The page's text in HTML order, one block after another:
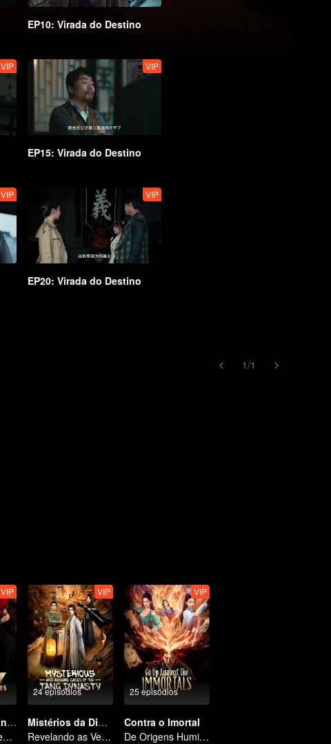
EP10: Virada do Destino
VIP VIP
EP15: Virada do Destino
VIP VIP
EP20: Virada do Destino
1/1
VIP
A Glória Desvanece
Os Gêmeos Ases, Jin Han e Zhou Junwei, Conquistam o Reino
24 episódios
VIP
Mistérios da Dinastia Tang
Revelando as Verdades Sombrias na Era Dourada de Chang'an
25 episódios
VIP
Contra o Imortal
De Origens Humildes a Matador de Imortais: Uma Jornada de Vingança Implacável